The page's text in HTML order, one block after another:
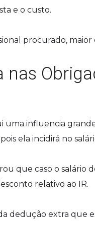
e o custo.
procurado, maior
uma influencia
ela incidirá no
que caso o
relativo ao IR.
dedução extra que